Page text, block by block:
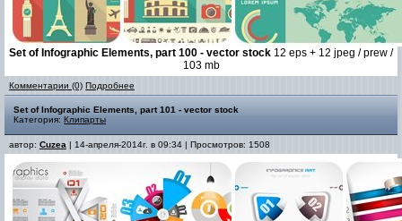
Set of Infographic Elements, part 100 - vector stock 12 eps + 12 jpeg / prew /
103 mb
Комментарии (0) Подробнее
Set of Infographic Elements, part 101 - vector stock
Категория: Клипарты
автор: Cuzea | 14-апреля-2014г. в 09:34 | Просмотров: 1508